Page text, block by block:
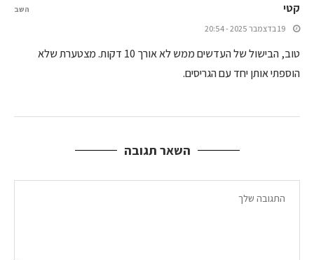
קטי
19 בדצמבר 2025 - 20:54
טוב, הבישול של העדשים ממש לא אורך 10 דקות. מצטערת שלא
הוספתי אותן יחד עם הגריסים.
השב
השאר תגובה